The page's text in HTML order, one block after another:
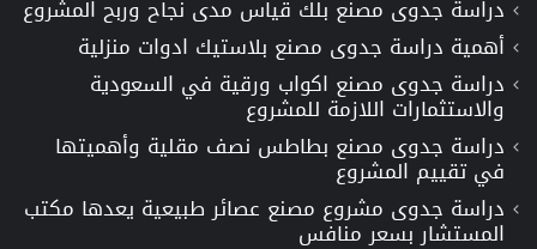
دراسة جدوى مصنع بلك قياس مدى نجاح وربح المشروع
أهمية دراسة جدوى مصنع بلاستيك ادوات منزلية
دراسة جدوى مصنع اكواب ورقية في السعودية
والاستثمارات اللازمة للمشروع
دراسة جدوى مصنع بطاطس نصف مقلية وأهميتها
في تقييم المشروع
دراسة جدوى مشروع مصنع عصائر طبيعية يعدها مكتب
المستشار بسعر منافس